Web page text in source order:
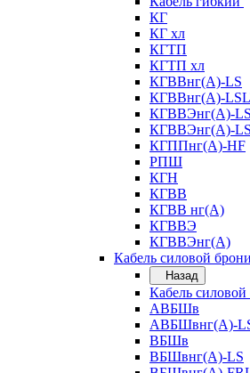
КГ
КГ хл
КГТП
КГТП хл
КГВВнг(А)-LS
КГВВнг(А)-
КГВВЭнг(А)-LS
КГВВЭнг(А)-
КГППнг(А)-HF
РПШ
КГН
КГВВ
КГВВ нг(А)
КГВВЭ
КГВВЭнг(А)
Кабель силовой
Назад
Кабель
АВБШв
АВБШвнг(А)-
ВБШв
ВБШвнг(А)-LS